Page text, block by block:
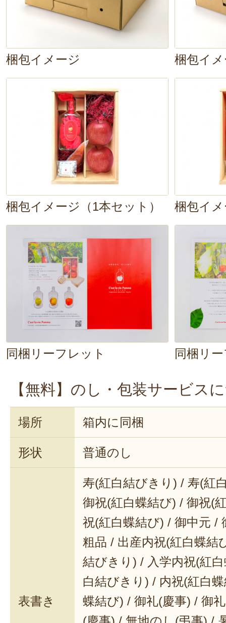
難しい工程はないので、 10分ほど
す！あとは、1日1回ほど
すだけ。熟成していく様子を見て
ていれば、約3ヶ月後には果実酒の
りんごは大きさや色付き
などが一
分だけの特別な一本
は、お酢を使って
梱包イメージ 梱包イ
梱包イメージ（1本セット） 梱包イ
同梱リーフレット 同梱リ
【無料】のし・包装サービス
場所 箱内に同梱
形状 普通のし
表書き
寿(紅白結びきり) / 寿(紅
御祝(紅白蝶結び) / 御祝(
祝(紅白蝶結び) / 御中元 /
粗品 / 出産内祝(紅白蝶結
結びきり) / 入学内祝(紅
白結びきり) / 内祝(紅白
蝶結び) / 御礼(慶事) / 御